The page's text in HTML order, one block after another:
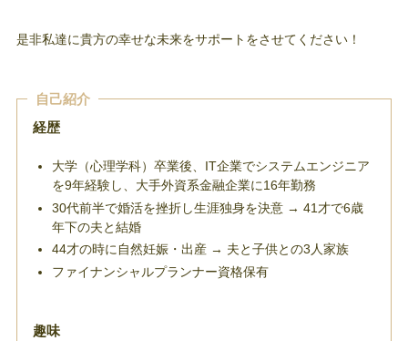
是非私達に貴方の幸せな未来をサポートをさせてください！
自己紹介
経歴
大学（心理学科）卒業後、IT企業でシステムエンジニア
を9年経験し、大手外資系金融企業に16年勤務
30代前半で婚活を挫折し生涯独身を決意 → 41才で6歳
年下の夫と結婚
44才の時に自然妊娠・出産 → 夫と子供との3人家族
ファイナンシャルプランナー資格保有
趣味